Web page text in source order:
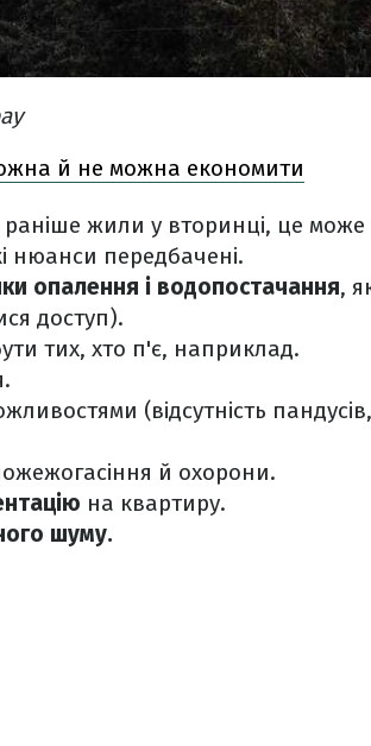
й не можна економити
раніше жили у вторинці, це може
нюанси передбачені.
опалення і водопостачання,
доступ).
тих, хто п'є, наприклад.
(відсутність пандусів,
й охорони.
на квартиру.
шуму.